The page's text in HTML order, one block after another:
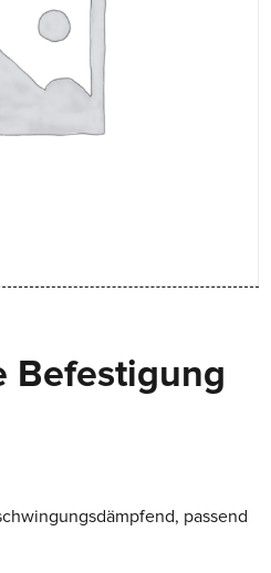
Befestigung
passend